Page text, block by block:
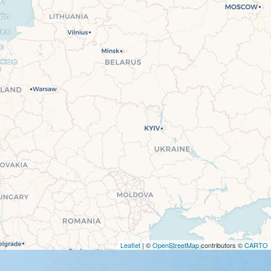
Leaflet | ©OpenStreetMapcontributors ©CARTO